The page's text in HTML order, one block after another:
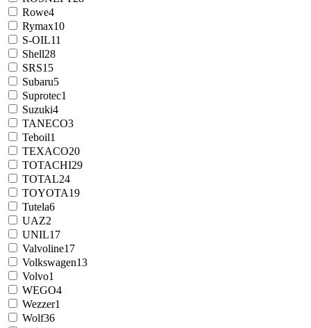
Rowe4
Rymax10
S-OIL11
Shell28
SRS15
Subaru5
Suprotec1
Suzuki4
TANECO3
Teboil1
TEXACO20
TOTACHI29
TOTAL24
TOYOTA19
Tutela6
UAZ2
UNIL17
Valvoline17
Volkswagen13
Volvo1
WEGO4
Wezzer1
Wolf36